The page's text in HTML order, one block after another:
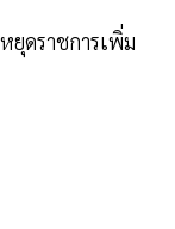
ดราชการเพิ่ม